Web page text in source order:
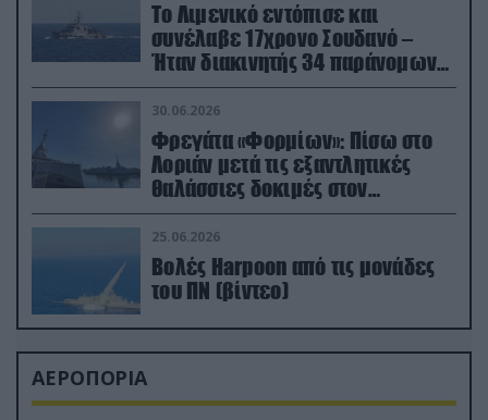
Το Λιμενικό εντόπισε και
συνέλαβε 17χρονο Σουδανό –
Ήταν διακινητής 34 παράνομων
μεταναστών
30.06.2026
Φρεγάτα «Φορμίων»: Πίσω στο
Λοριάν μετά τις εξαντλητικές
θαλάσσιες δοκιμές στον
απαιτητικό Βισκαϊκό
25.06.2026
Βολές Harpoon από τις μονάδες
του ΠΝ (βίντεο)
ΑΕΡΟΠΟΡΙΑ